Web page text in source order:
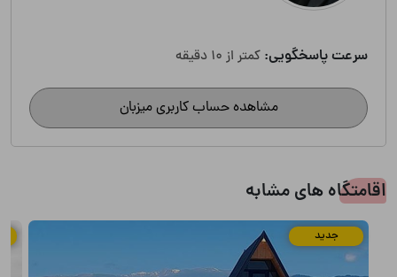
سرعت پاسخگویی: کمتر از 10 دقیقه
مشاهده حساب کاربری میزبان
اقامتگاه های مشابه
جدید